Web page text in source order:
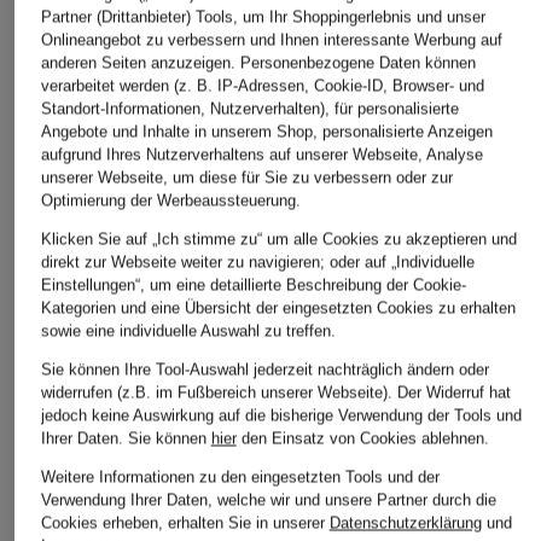
BOSS
T-Shirt EPLIETE
CHF 70
Ursprünglich:CHF 89
ALLSAINTS
T-Shirt DREAMER
ETTA
CHF 55
Ursprünglich:CHF 92
Goldwin
T-Shirt HIGH
SHIRRING
CHF 129
Ursprünglich:
Partner (Drittanbieter) Tools, um Ihr Shoppingerlebnis und unser
Onlineangebot zu verbessern und Ihnen interessante Werbung auf
anderen Seiten anzuzeigen. Personenbezogene Daten können
verarbeitet werden (z. B. IP-Adressen, Cookie-ID, Browser- und
Standort-Informationen, Nutzerverhalten), für personalisierte
Angebote und Inhalte in unserem Shop, personalisierte Anzeigen
aufgrund Ihres Nutzerverhaltens auf unserer Webseite, Analyse
unserer Webseite, um diese für Sie zu verbessern oder zur
Optimierung der Werbeaussteuerung.
Klicken Sie auf „Ich stimme zu“ um alle Cookies zu akzeptieren und
direkt zur Webseite weiter zu navigieren; oder auf „Individuelle
Einstellungen“, um eine detaillierte Beschreibung der Cookie-
Kategorien und eine Übersicht der eingesetzten Cookies zu erhalten
sowie eine individuelle Auswahl zu treffen.
Sie können Ihre Tool-Auswahl jederzeit nachträglich ändern oder
widerrufen (z.B. im Fußbereich unserer Webseite). Der Widerruf hat
jedoch keine Auswirkung auf die bisherige Verwendung der Tools und
Ihrer Daten. Sie können hierden Einsatz von Cookies ablehnen.
Weitere Informationen zu den eingesetzten Tools und der
Verwendung Ihrer Daten, welche wir und unsere Partner durch die
Cookies erheben, erhalten Sie in unserer Datenschutzerklärungund